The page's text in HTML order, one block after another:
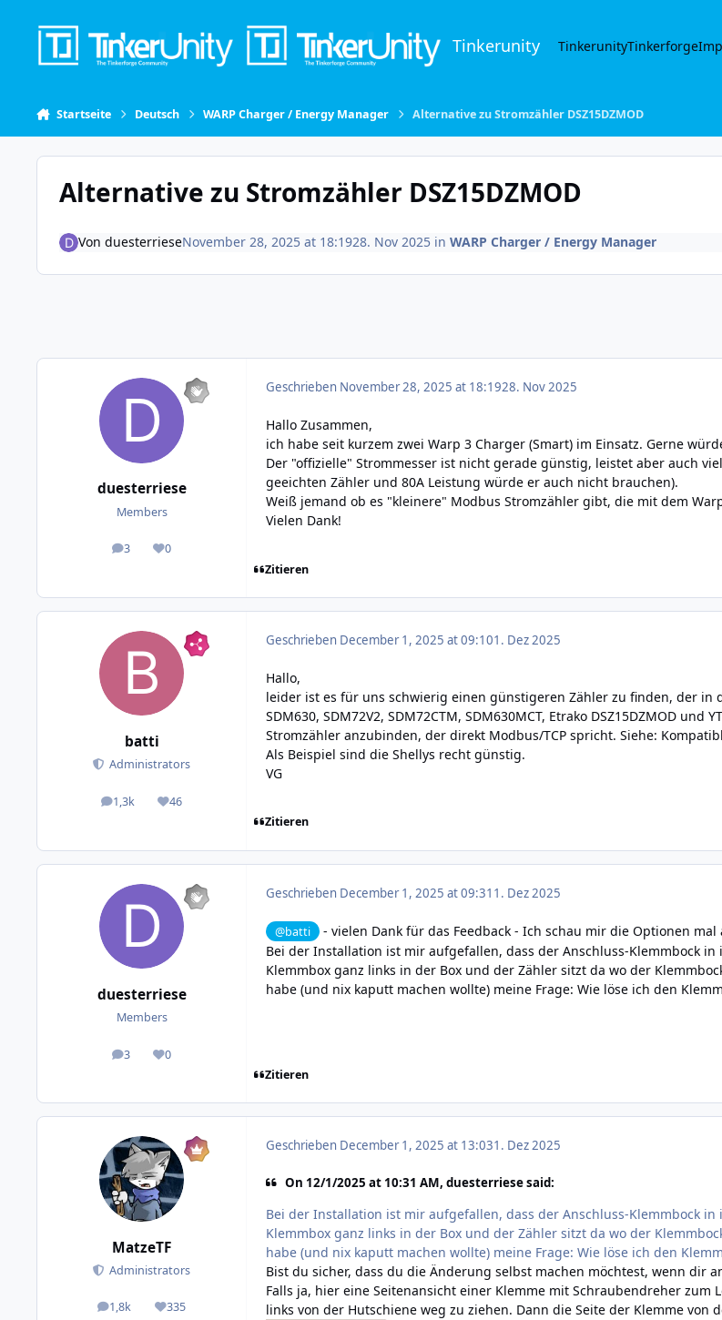
Tinkerunity TinkerunityTinkerforge
Startseite Deutsch WARP Charger / Energy Manager Alternative zu Stromzähler DSZ15DZMOD
Alternative zu Stromzähler DSZ15DZMOD
Von duesterrieseNovember 28, 2025 at 18:1928. Nov 2025in WARP Charger / Energy Manager
duesterriese
Members
3
posts 0
Reputation
Geschrieben November 28, 2025 at 18:1928. Nov 2025
Hallo Zusammen,
ich habe seit kurzem zwei Warp 3 Charger (Smart) im Einsatz. Gerne
Der "offizielle" Strommesser ist nicht gerade günstig, leistet aber auch
geeichten Zähler und 80A Leistung würde er auch nicht brauchen).
Weiß jemand ob es "kleinere" Modbus Stromzähler gibt, die mit dem
Vielen Dank!
Zitieren
batti
Administrators
1,3k
posts 46
Reputation
Geschrieben December 1, 2025 at 09:101. Dez 2025
Hallo,
leider ist es für uns schwierig einen günstigeren Zähler zu finden, der
SDM630, SDM72V2, SDM72CTM, SDM630MCT, Etrako DSZ15DZMOD
Stromzähler anzubinden, der direkt Modbus/TCP spricht. Siehe:
Als Beispiel sind die Shellys recht günstig.
VG
Zitieren
duesterriese
Members
3
posts 0
Reputation
Geschrieben December 1, 2025 at 09:31 1. Dez 2025
@batti
- vielen Dank für das Feedback - Ich schau mir die Optionen mal
Bei der Installation ist mir aufgefallen, dass der Anschluss-Klemmbock
Klemmbox ganz links in der Box und der Zähler sitzt da wo der
habe (und nix kaputt machen wollte) meine Frage: Wie löse ich den
Zitieren
MatzeTF
Administrators
1,8k
posts 335
Reputation
Geschrieben December 1, 2025 at 13:031. Dez 2025
On 12/1/2025 at 10:31 AM, duesterriese said:
Bei der Installation ist mir aufgefallen, dass der Anschluss-Klemmbock
Klemmbox ganz links in der Box und der Zähler sitzt da wo der
habe (und nix kaputt machen wollte) meine Frage: Wie löse ich den
Bist du sicher, dass du die Änderung selbst machen möchtest, wenn dir
Falls ja, hier eine Seitenansicht einer Klemme mit Schraubendreher
links von der Hutschiene weg zu ziehen. Dann die Seite der Klemme